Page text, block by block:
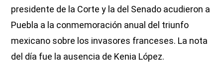
presidente de la Corte y la del Senado acudieron a
Puebla a la conmemoración anual del triunfo
mexicano sobre los invasores franceses. La nota
del día fue la ausencia de Kenia López.